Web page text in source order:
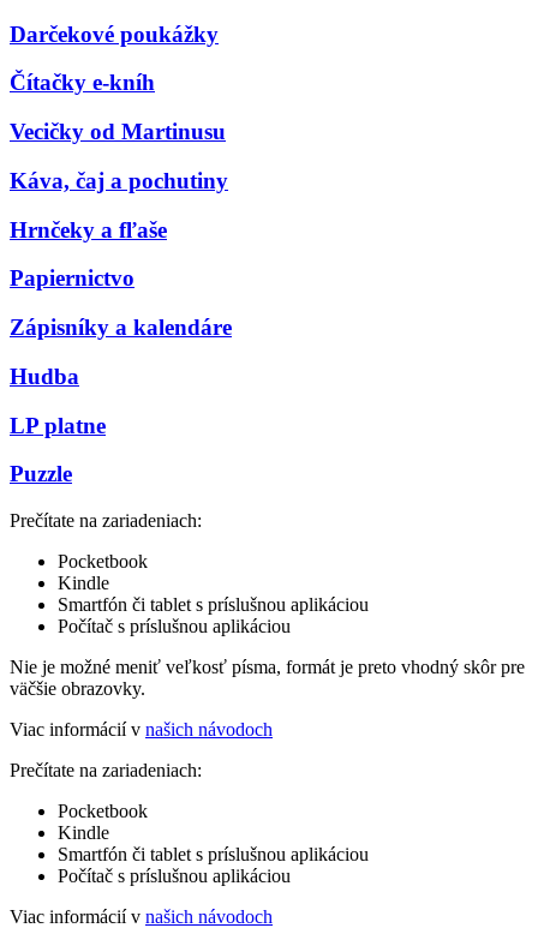
Darčekové poukážky
Čítačky e-kníh
Vecičky od Martinusu
Káva, čaj a pochutiny
Hrnčeky a fľaše
Papiernictvo
Zápisníky a kalendáre
Hudba
LP platne
Puzzle
Prečítate na zariadeniach:
Pocketbook
Kindle
Smartfón či tablet s príslušnou aplikáciou
Počítač s príslušnou aplikáciou
Nie je možné meniť veľkosť písma, formát je preto vhodný skôr pre
väčšie obrazovky.
Viac informácií v našich návodoch
Prečítate na zariadeniach:
Pocketbook
Kindle
Smartfón či tablet s príslušnou aplikáciou
Počítač s príslušnou aplikáciou
Viac informácií v našich návodoch